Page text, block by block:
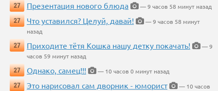
27
Презентация нового блюда
— 9 часов 58 минут назад
27
Что уставился? Целуй, давай!
— 9 часов 58 минут
назад
27
Приходите тётя Кошка нашу детку покачать!
— 9
часов 59 минут назад
27
Однако, самец!!!
— 10 часов 0 минут назад
27
Это нарисовал сам дворник - юморист
— 10 часов